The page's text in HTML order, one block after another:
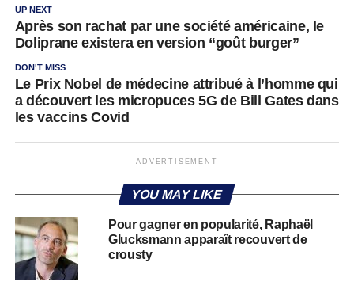
UP NEXT
Après son rachat par une société américaine, le
Doliprane existera en version “goût burger”
DON'T MISS
Le Prix Nobel de médecine attribué à l’homme qui
a découvert les micropuces 5G de Bill Gates dans
les vaccins Covid
ADVERTISEMENT
YOU MAY LIKE
Pour gagner en popularité, Raphaël
Glucksmann apparaît recouvert de
crousty